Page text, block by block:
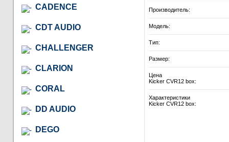
CADENCE
CDT AUDIO
CHALLENGER
CLARION
CORAL
DD AUDIO
DEGO
Производитель:
Модель:
Тип:
Размер:
Цена
Kicker CVR12 box:
Характеристики
Kicker CVR12 box: